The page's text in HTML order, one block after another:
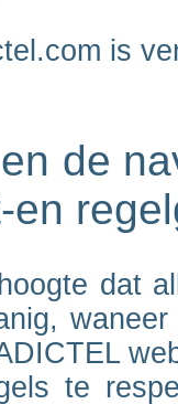
is
de
en
dat
te